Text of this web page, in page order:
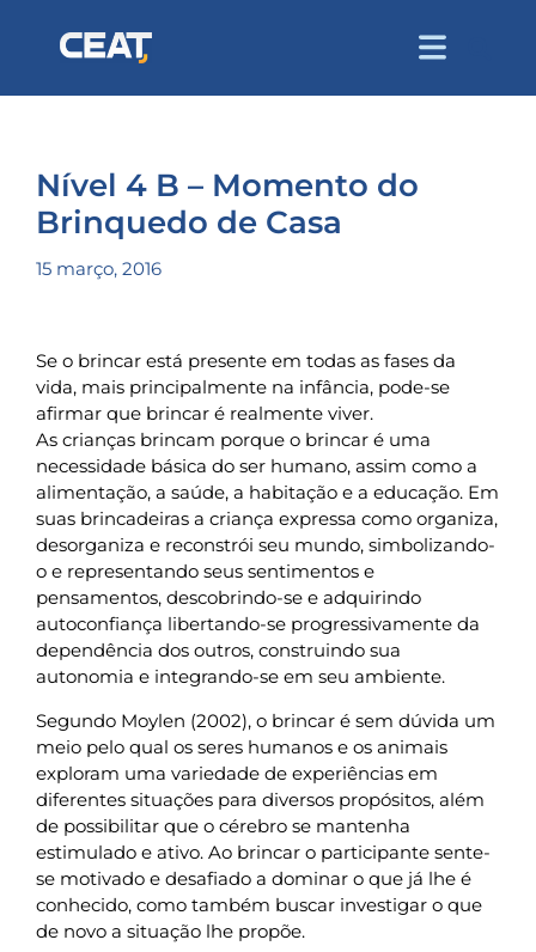
Nível 4 B – Momento do
Brinquedo de Casa
15 março, 2016
Se o brincar está presente em todas as fases da
vida, mais principalmente na infância, pode-se
afirmar que brincar é realmente viver.
As crianças brincam porque o brincar é uma
necessidade básica do ser humano, assim como a
alimentação, a saúde, a habitação e a educação. Em
suas brincadeiras a criança expressa como organiza,
desorganiza e reconstrói seu mundo, simbolizando-
o e representando seus sentimentos e
pensamentos, descobrindo-se e adquirindo
autoconfiança libertando-se progressivamente da
dependência dos outros, construindo sua
autonomia e integrando-se em seu ambiente.
Segundo Moylen (2002), o brincar é sem dúvida um
meio pelo qual os seres humanos e os animais
exploram uma variedade de experiências em
diferentes situações para diversos propósitos, além
de possibilitar que o cérebro se mantenha
estimulado e ativo. Ao brincar o participante sente-
se motivado e desafiado a dominar o que já lhe é
conhecido, como também buscar investigar o que
de novo a situação lhe propõe.